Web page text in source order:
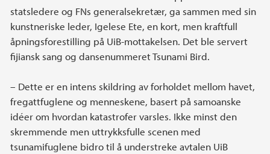
statsledere og FNs generalsekretær, ga sammen med sin
kunstneriske leder, Igelese Ete, en kort, men kraftfull
åpningsforestilling på UiB-mottakelsen. Det ble servert
fijiansk sang og dansenummeret Tsunami Bird.
– Dette er en intens skildring av forholdet mellom havet,
fregattfuglene og menneskene, basert på samoanske
idéer om hvordan katastrofer varsles. Ikke minst den
skremmende men uttrykksfulle scenen med
tsunamifuglene bidro til å understreke avtalen UiB